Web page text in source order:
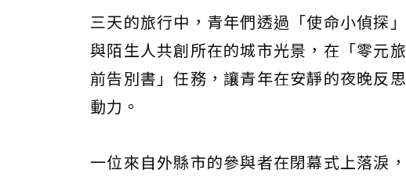
三天的旅行中，青年們透過「使命小偵探
與陌生人共創所在的城市光景，在「零元
前告別書」任務，讓青年在安靜的夜晚反
動力。
一位來自外縣市的參與者在閉幕式上落淚